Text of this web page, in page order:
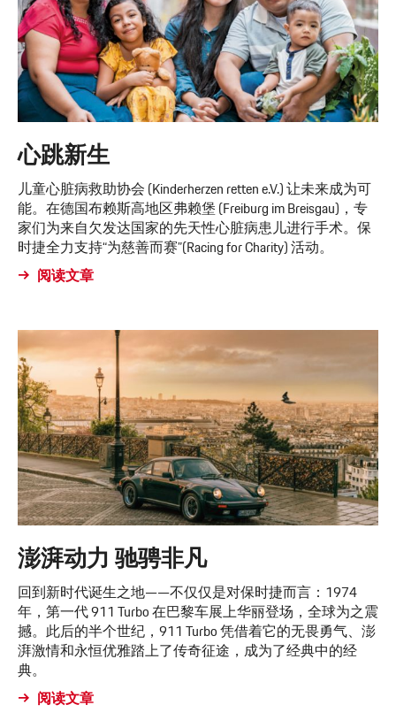
心跳新生
儿童心脏病救助协会 (Kinderherzen retten e.V.) 让未来成为可
能。在德国布赖斯高地区弗赖堡 (Freiburg im Breisgau)，专
家们为来自欠发达国家的先天性心脏病患儿进行手术。保
时捷全力支持“为慈善而赛”(Racing for Charity) 活动。
阅读文章
澎湃动力 驰骋非凡
回到新时代诞生之地——不仅仅是对保时捷而言：1974
年，第一代 911 Turbo 在巴黎车展上华丽登场，全球为之震
撼。此后的半个世纪，911 Turbo 凭借着它的无畏勇气、澎
湃激情和永恒优雅踏上了传奇征途，成为了经典中的经
典。
阅读文章